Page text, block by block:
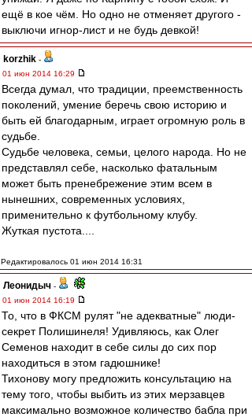
ещё в кое чём. Но одно не отменяет другого -
выключи игнор-лист и не будь девкой!
korzhik -
01 июн 2014 16:29
Всегда думал, что традиции, преемственность
поколений, умение беречь свою историю и
быть ей благодарным, играет огромную роль в
судьбе.
Судьбе человека, семьи, целого народа. Но не
представлял себе, насколько фатальным
может быть пренебрежение этим всем в
нынешних, современных условиях,
применительно к футбольному клубу.
Жуткая пустота....
Редактировалось 01 июн 2014 16:31
Леонидыч -
01 июн 2014 16:19
То, что в ФКСМ рулят "не адекватные" люди-
секрет Полишинеля! Удивляюсь, как Олег
Семенов находит в себе силы до сих пор
находиться в этом гадюшнике!
Тихонову могу предложить консультацию на
тему того, чтобы выбить из этих мерзавцев
максимально возможное количество бабла при